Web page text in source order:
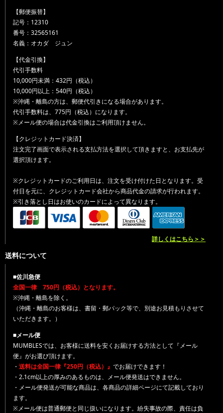
【郵便振替】
記号：12310
番号：32565161
名義：オカダ ジュン
【代金引換】
代引手数料
10,000円未満：432円（税込）
10,000円以上：540円（税込）
※沖縄・離島の方は、郵便代引きになる場合があります。
代引手数料は、775円（税込）になります。
※メール便の場合は代金引換はご利用頂けません。
【クレジットカード決済】
注文完了画面で表示される支払方法を選択して頂きますと、お支払先が
選択頂けます。
※クレジットカードのご利用日は、注文を受け付けた日となります。受
付日を元に、クレジットカード会社から商品代金の請求が行われます。
※引き落とし日はお使いのカードによって異なります。
詳しくはこちら＞＞
送料について
■佐川急便
全国一律 750円（税込）となります。
※沖縄・離島を除く。
（沖縄・離島のお客様は、書留・郵パック等で、別途お見積もりさせて
いただきます。）
■メール便
MUMBLESでは、お客様に送料を安くお届けする方法として『メール
便』がお選び頂けます。
・ 送料は全国一律『250円（税込）』 でお届けできます！
・2.1cm以上の厚みのあるものは、メール便発送はできません。
・メール便発送が可能な商品は、各商品の詳細ページにて記載しており
ます。
※メール便は普通郵便と同じ扱いになります。紛失事故の際、責任は負